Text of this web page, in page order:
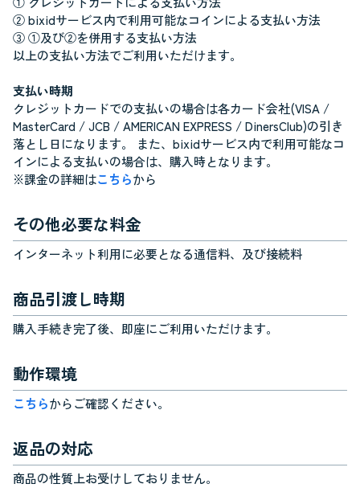
② bixidサービス内で利用可能なコインによる支払い方法
③ ①及び②を併用する支払い方法
以上の支払い方法でご利用いただけます。
支払い時期
クレジットカードでの支払いの場合は各カード会社(VISA /
MasterCard / JCB / AMERICAN EXPRESS / DinersClub)の引き
落とし日になります。 また、bixidサービス内で利用可能なコ
インによる支払いの場合は、購入時となります。
※課金の詳細はこちらから
その他必要な料金
インターネット利用に必要となる通信料、及び接続料
商品引渡し時期
購入手続き完了後、即座にご利用いただけます。
動作環境
こちらからご確認ください。
返品の対応
商品の性質上お受けしておりません。